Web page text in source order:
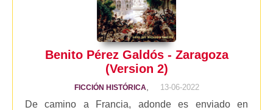
Benito Pérez Galdós - Zaragoza
(Version 2)
FICCIÓN HISTÓRICA 13-06-2022
De camino a Francia, adonde es enviado en